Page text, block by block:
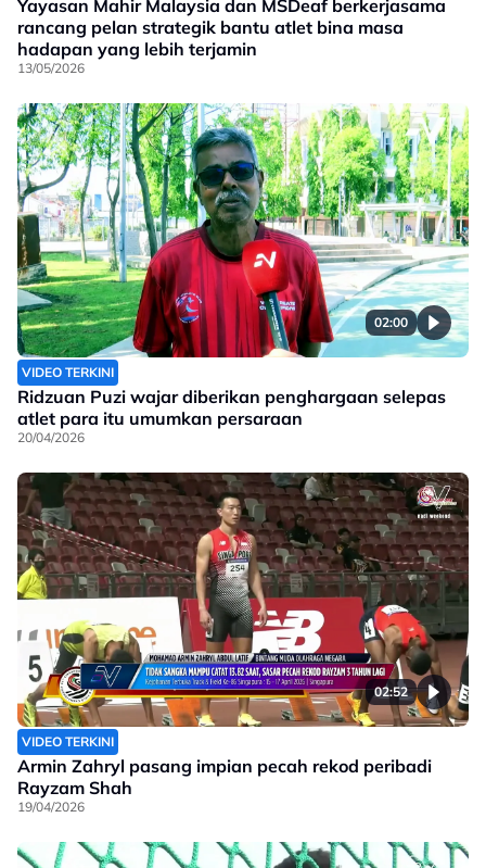
Yayasan Mahir Malaysia dan MSDeaf berkerjasama
rancang pelan strategik bantu atlet bina masa
hadapan yang lebih terjamin
13/05/2026
02:00
VIDEO TERKINI
Ridzuan Puzi wajar diberikan penghargaan selepas
atlet para itu umumkan persaraan
20/04/2026
02:52
VIDEO TERKINI
Armin Zahryl pasang impian pecah rekod peribadi
Rayzam Shah
19/04/2026